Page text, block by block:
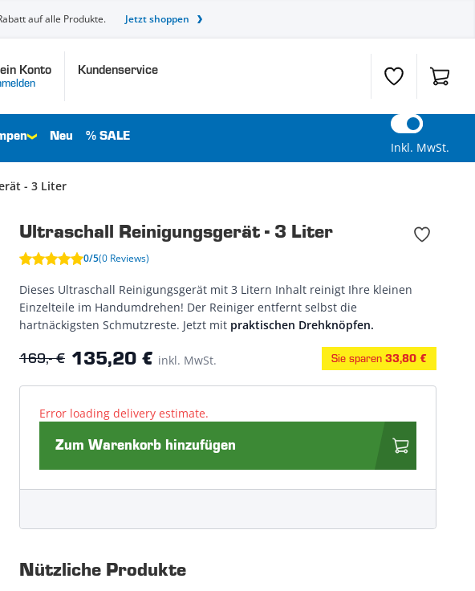
auf alle Produkte. Jetzt shoppen
Konto Kundenservice
Wunschzettel
Neu % SALE
Inkl. MwSt.
- 3 Liter
Ultraschall Reinigungsgerät - 3 Liter
0/5(0 Reviews)
Dieses Ultraschall Reinigungsgerät mit 3 Litern Inhalt reinigt Ihre kleinen
Einzelteile im Handumdrehen! Der Reiniger entfernt selbst die
hartnäckigsten Schmutzreste. Jetzt mit praktischen Drehknöpfen.
169,- € 135,20 € inkl. MwSt. Sie sparen 33,80 €
Error loading delivery estimate.
Zum Warenkorb hinzufügen
Nützliche Produkte